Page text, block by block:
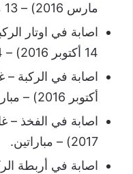
مارس 2016) – 13 مباراة.
14 أكتوبر 2016) – 4 مباريات.
أكتوبر 2016) – مباراتين.
2017) – مباراتين.